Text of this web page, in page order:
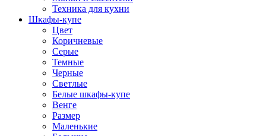
Техника для кухни
Шкафы-купе
Цвет
Коричневые
Серые
Темные
Черные
Светлые
Белые шкафы-купе
Венге
Размер
Маленькие